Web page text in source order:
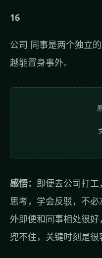
16
公司 同事是两个独立
越能置身事外。
感悟： 即便去公司打
思考，学会反驳，不
外即便和同事相处很
兜不住，关键时刻是很